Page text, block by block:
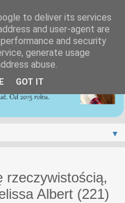
▼
rzeczywistością,
Albert (221)
to deliver its services
and user-agent are
and security
generate usage
abuse.
GOT IT